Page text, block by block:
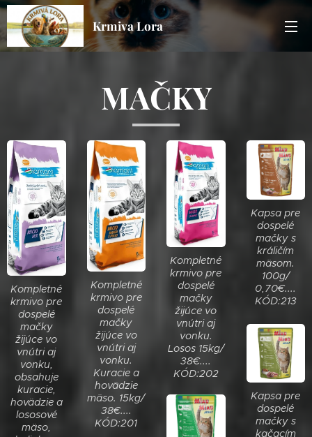
Krmiva Lora
MAČKY
Kompletné
krmivo pre
dospelé
mačky
žijúce vo
vnútri aj
vonku,
obsahuje
kuracie,
hovädzie a
lososové
mäso,
Kompletné
krmivo pre
dospelé
mačky
žijúce vo
vnútri aj
vonku.
Kuracie a
hovädzie
mäso. 15kg/
38€....
KÓD:201
Kompletné
krmivo pre
dospelé
mačky
žijúce vo
vnútri aj
vonku.
Losos 15kg/
38€....
KÓD:202
Kapsa pre
dospelé
mačky s
králičím
mäsom.
100g/
0,70€....
KÓD:213
Kapsa pre
dospelé
mačky s
kačacím